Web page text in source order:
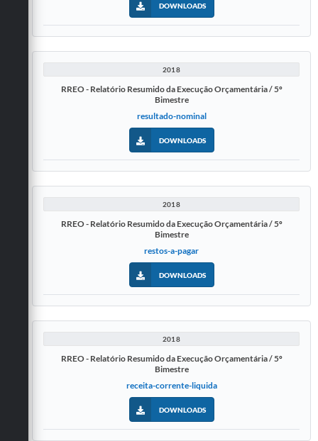
DOWNLOADS
2018
RREO - Relatório Resumido da Execução Orçamentária / 5º
Bimestre
resultado-nominal
DOWNLOADS
2018
RREO - Relatório Resumido da Execução Orçamentária / 5º
Bimestre
restos-a-pagar
DOWNLOADS
2018
RREO - Relatório Resumido da Execução Orçamentária / 5º
Bimestre
receita-corrente-liquida
DOWNLOADS